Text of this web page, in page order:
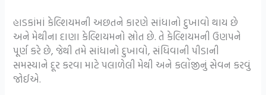
હાડકાંમાં કેલ્શિયમની અછતને કારણે સાંધાનો દુખાવો થાય છે
અને મેથીના દાણા કેલ્શિયમનો સ્રોત છે. તે કેલ્શિયમની ઉણપને
પૂર્ણ કરે છે, જેથી તમે સાંધાનો દુખાવો, સંધિવાની પીડાની
સમસ્યાને દૂર કરવા માટે પલાળેલી મેથી અને કલોંજીનું સેવન કરવું
જોઈએ.